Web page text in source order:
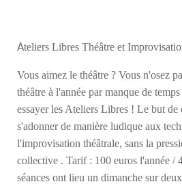
Ateliers Libres Théâtre et
Vous aimez le théâtre ? Vous n'osez
théâtre à l'année par manque de
essayer les Ateliers Libres ! Le but de
s'adonner de manière ludique aux
l'improvisation théâtrale, sans la
collective . Tarif : 100 euros l'année /
séances ont lieu un dimanche sur